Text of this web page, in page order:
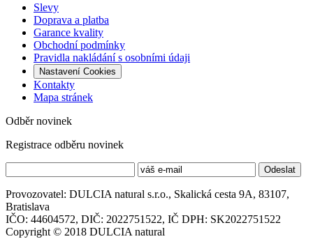
Slevy
Doprava a platba
Garance kvality
Obchodní podmínky
Pravidla nakládání s osobními údaji
Nastavení Cookies
Kontakty
Mapa stránek
Odběr novinek
Registrace odběru novinek
Provozovatel: DULCIA natural s.r.o., Skalická cesta 9A, 83107,
Bratislava
IČO: 44604572, DIČ: 2022751522, IČ DPH: SK2022751522
Copyright © 2018 DULCIA natural